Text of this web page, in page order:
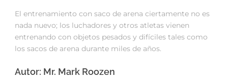
El entrenamiento con saco de arena ciertamente no es
nada nuevo; los luchadores y otros atletas vienen
entrenando con objetos pesados y difíciles tales como
los sacos de arena durante miles de años.
Autor: Mr. Mark Roozen